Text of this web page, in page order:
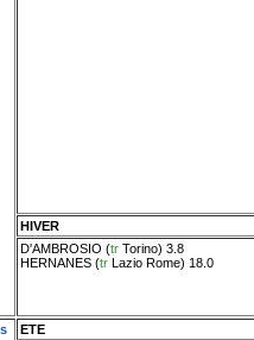
HIVER
D'AMBROSIO (tr Torino) 3.8
HERNANES(tr Lazio Rome) 18.0
ETE